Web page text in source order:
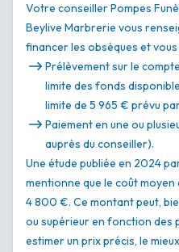
Votre conseiller Pompes
Beylive Marbrerie vous
financer les obsèques et
Prélèvement sur le
limite des fonds
limite de 5 965 € prévu
Paiement en une ou
auprès du conseiller).
Une étude publiée en 2024
mentionne que le coût
4 800 €. Ce montant peut,
ou supérieur en fonction des
estimer un prix précis, le